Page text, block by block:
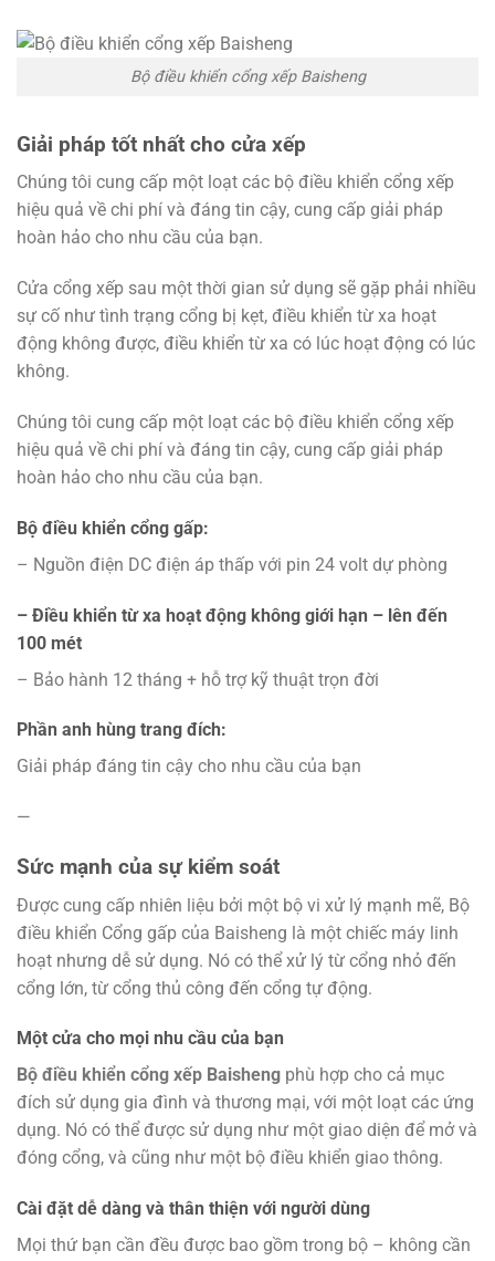
Bộ điều khiển cổng xếp Baisheng
Giải pháp tốt nhất cho cửa xếp
Chúng tôi cung cấp một loạt các bộ điều khiển cổng xếp
hiệu quả về chi phí và đáng tin cậy, cung cấp giải pháp
hoàn hảo cho nhu cầu của bạn.
Cửa cổng xếp sau một thời gian sử dụng sẽ gặp phải nhiều
sự cố như tình trạng cổng bị kẹt, điều khiển từ xa hoạt
động không được, điều khiển từ xa có lúc hoạt động có lúc
không.
Chúng tôi cung cấp một loạt các bộ điều khiển cổng xếp
hiệu quả về chi phí và đáng tin cậy, cung cấp giải pháp
hoàn hảo cho nhu cầu của bạn.
Bộ điều khiển cổng gấp:
– Nguồn điện DC điện áp thấp với pin 24 volt dự phòng
– Điều khiển từ xa hoạt động không giới hạn – lên đến
100 mét
– Bảo hành 12 tháng + hỗ trợ kỹ thuật trọn đời
Phần anh hùng trang đích:
Giải pháp đáng tin cậy cho nhu cầu của bạn
—
Sức mạnh của sự kiểm soát
Được cung cấp nhiên liệu bởi một bộ vi xử lý mạnh mẽ, Bộ
điều khiển Cổng gấp của Baisheng là một chiếc máy linh
hoạt nhưng dễ sử dụng. Nó có thể xử lý từ cổng nhỏ đến
cổng lớn, từ cổng thủ công đến cổng tự động.
Một cửa cho mọi nhu cầu của bạn
Bộ điều khiển cổng xếp Baisheng phù hợp cho cả mục
đích sử dụng gia đình và thương mại, với một loạt các ứng
dụng. Nó có thể được sử dụng như một giao diện để mở và
đóng cổng, và cũng như một bộ điều khiển giao thông.
Cài đặt dễ dàng và thân thiện với người dùng
Mọi thứ bạn cần đều được bao gồm trong bộ – không cần